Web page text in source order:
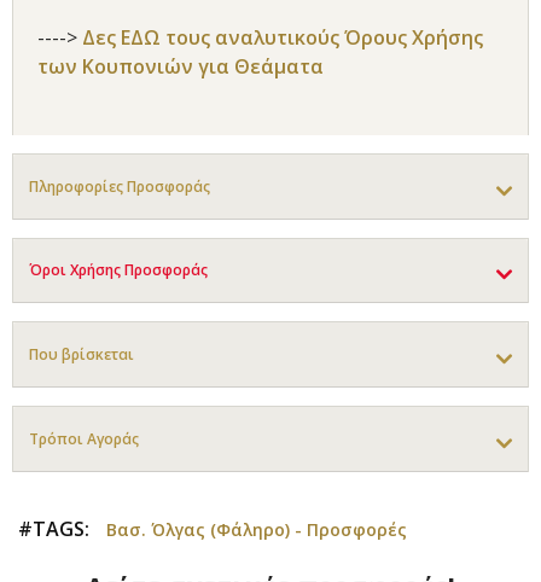
----> Δες ΕΔΩ τους αναλυτικούς Όρους Χρήσης
των Κουπονιών για Θεάματα
Πληροφορίες Προσφοράς
Όροι Χρήσης Προσφοράς
Που βρίσκεται
Τρόποι Αγοράς
#TAGS: Βασ. Όλγας (Φάληρο) - Προσφορές